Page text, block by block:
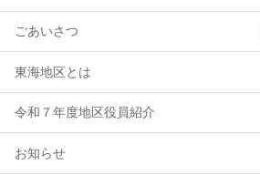
ごあいさつ
東海地区とは
令和７年度地区役員紹介
お知らせ